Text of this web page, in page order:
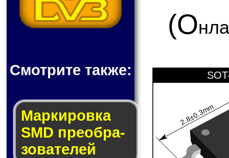
Смотрите также:
Мар­ки­ров­ка
SMD пре­об­ра­
зо­ва­те­лей
(О
2.8±0.3mm